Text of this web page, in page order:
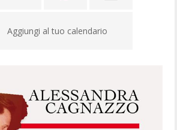
Aggiungi al tuo calendario